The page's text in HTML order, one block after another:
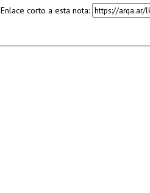
Enlace corto a esta nota: